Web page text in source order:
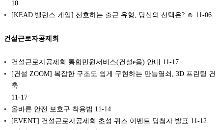
10
[KEAD 밸런스 게임] 선호하는 출근 유형, 당신의 선택은? ☺️ 11-06
건설근로자공제회
건설근로자공제회 통합민원서비스(건설e음) 안내 11-17
[건설 ZOOM] 복잡한 구조도 쉽게 구현하는 만능열쇠, 3D 프린팅 건
축
11-17
올바른 안전 보호구 착용법 11-14
[EVENT] 건설근로자공제회 초성 퀴즈 이벤트 당첨자 발표 11-12